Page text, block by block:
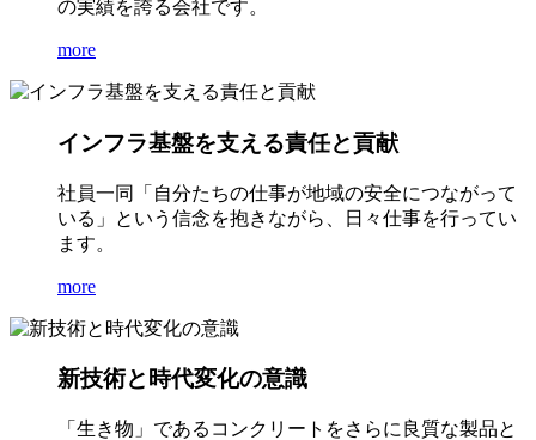
の実績を誇る会社です。
more
インフラ基盤を支える責任と貢献
社員一同「自分たちの仕事が地域の安全につながって
いる」という信念を抱きながら、日々仕事を行ってい
ます。
more
新技術と時代変化の意識
「生き物」であるコンクリートをさらに良質な製品と